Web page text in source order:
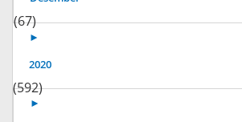
(67)
►
2020
(592)
►